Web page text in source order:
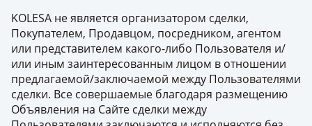
KOLESA не является организатором сделки,
Покупателем, Продавцом, посредником, агентом
или представителем какого-либо Пользователя и/
или иным заинтересованным лицом в отношении
предлагаемой/заключаемой между Пользователями
сделки. Все совершаемые благодаря размещению
Объявления на Сайте сделки между